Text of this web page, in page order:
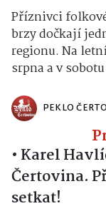
Příznivci
brzy dočkají
regionu. Na
srpna a v
PEKLO
• Karel
Čertovina.
setkat!